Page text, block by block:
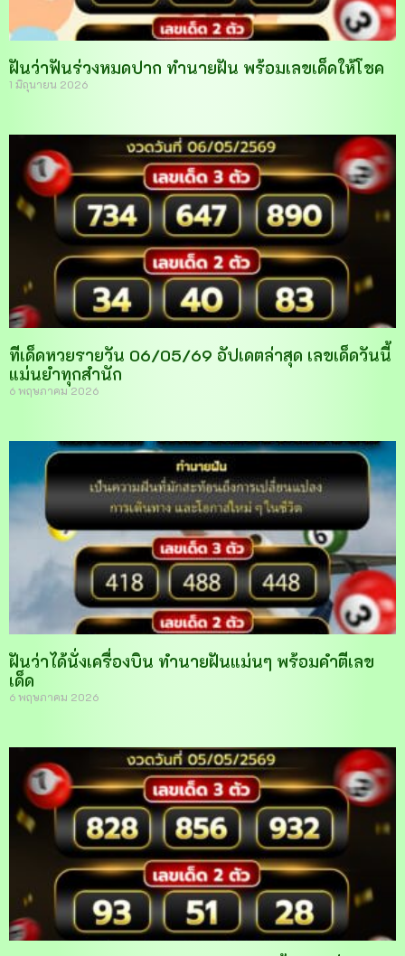
ฝันว่าฟันร่วงหมดปาก ทำนายฝัน พร้อมเลขเด็ดให้โชค
1 มิถุนายน 2026
ทีเด็ดหวยรายวัน 06/05/69 อัปเดตล่าสุด เลขเด็ดวันนี้
แม่นยำทุกสำนัก
6 พฤษภาคม 2026
ฝันว่าได้นั่งเครื่องบิน ทำนายฝันแม่นๆ พร้อมคำตีเลข
เด็ด
6 พฤษภาคม 2026